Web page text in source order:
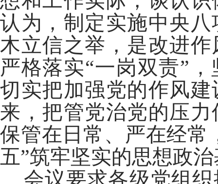
认为，制定实施中央
木立信之举，是改进
严格落实“一岗双责”
切实把加强党的作风
来，把管党治党的压
保管在日常、严在经常
五”筑牢坚实的思想政
会议要求各级党组织